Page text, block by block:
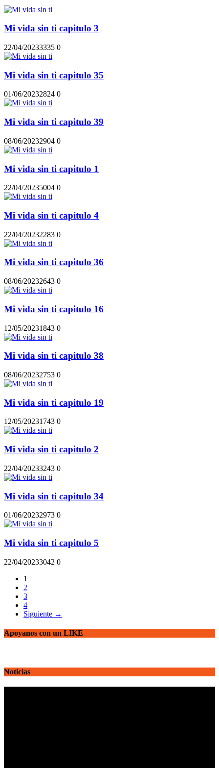
Mi vida sin ti capitulo 3
22/04/20233335 0
Mi vida sin ti capitulo 35
01/06/20232824 0
Mi vida sin ti capitulo 39
08/06/20232904 0
Mi vida sin ti capitulo 1
22/04/20235004 0
Mi vida sin ti capitulo 4
22/04/20232283 0
Mi vida sin ti capitulo 36
08/06/20232643 0
Mi vida sin ti capitulo 16
12/05/20231843 0
Mi vida sin ti capitulo 38
08/06/20232753 0
Mi vida sin ti capitulo 19
12/05/20231743 0
Mi vida sin ti capitulo 2
22/04/20233243 0
Mi vida sin ti capitulo 34
01/06/20232973 0
Mi vida sin ti capitulo 5
22/04/20233042 0
1
2
3
4
Siguiente →
Apoyanos con un LIKE
Noticias